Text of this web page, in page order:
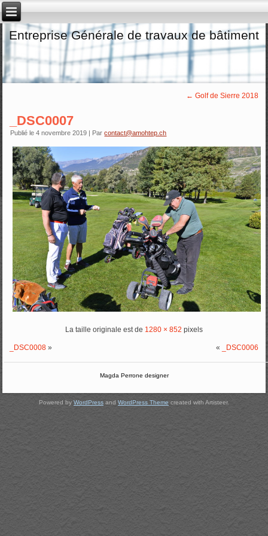
Entreprise Générale de travaux de bâtiment
← Golf de Sierre 2018
_DSC0007
Publié le 4 novembre 2019 | Par contact@amohtep.ch
La taille originale est de 1280 × 852 pixels
_DSC0008 » « _DSC0006
Magda Perrone designer
Powered by WordPress and WordPress Theme created with Artisteer.